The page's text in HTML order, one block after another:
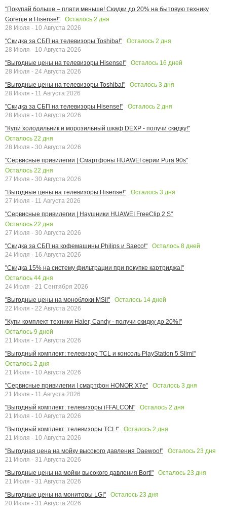
"Покупай больше – плати меньше! Скидки до 20% на бытовую технику
Gorenje и Hisense!"
Осталось 2 дня
28 Июля - 10 Августа 2026
"Скидка за СБП на телевизоры Toshiba!"
Осталось 2 дня
28 Июля - 10 Августа 2026
"Выгодные цены на телевизоры Hisense!"
Осталось 16 дней
28 Июля - 24 Августа 2026
"Выгодные цены на телевизоры Toshiba!"
Осталось 3 дня
28 Июля - 11 Августа 2026
"Скидка за СБП на телевизоры Hisense!"
Осталось 2 дня
28 Июля - 10 Августа 2026
"Купи холодильник и морозильный шкаф DEXP - получи скидку!"
Осталось 22 дня
28 Июля - 30 Августа 2026
"Сервисные привилегии | Смартфоны HUAWEI серии Pura 90s"
Осталось 22 дня
27 Июля - 30 Августа 2026
"Выгодные цены на телевизоры Hisense!"
Осталось 3 дня
27 Июля - 11 Августа 2026
"Сервисные привилегии | Наушники HUAWEI FreeClip 2 S"
Осталось 22 дня
27 Июля - 30 Августа 2026
"Скидка за СБП на кофемашины Philips и Saeco!"
Осталось 8 дней
24 Июля - 16 Августа 2026
"Скидка 15% на систему фильтрации при покупке картриджа!"
Осталось 44 дня
24 Июля - 21 Сентября 2026
"Выгодные цены на моноблоки MSI!"
Осталось 14 дней
22 Июля - 22 Августа 2026
"Купи комплект техники Haier, Candy - получи скидку до 20%!"
Осталось 9 дней
21 Июля - 17 Августа 2026
"Выгодный комплект: телевизор TCL и консоль PlayStation 5 Slim!"
Осталось 2 дня
21 Июля - 10 Августа 2026
"Сервисные привилегии | смартфон HONOR X7e"
Осталось 3 дня
21 Июля - 11 Августа 2026
"Выгодный комплект: телевизоры iFFALCON"
Осталось 2 дня
21 Июля - 10 Августа 2026
"Выгодный комплект: телевизоры TCL!"
Осталось 2 дня
21 Июля - 10 Августа 2026
"Выгодная цена на мойку высокого давления Daewoo!"
Осталось 23 дня
21 Июля - 31 Августа 2026
"Выгодные цены на мойки высокого давления Bort!"
Осталось 23 дня
21 Июля - 31 Августа 2026
"Выгодные цены на мониторы LG!"
Осталось 23 дня
20 Июля - 31 Августа 2026